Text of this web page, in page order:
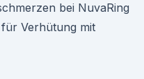
bei NuvaRing
Verhütung mit